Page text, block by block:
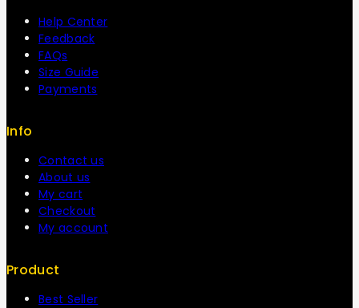
Help Center
Feedback
FAQs
Size Guide
Payments
Info
Contact us
About us
My cart
Checkout
My account
Product
Best Seller